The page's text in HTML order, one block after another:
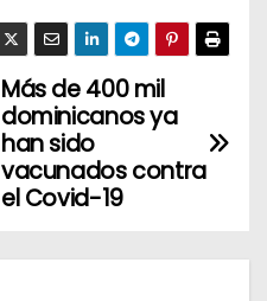
Más de 400 mil
dominicanos ya
han sido
vacunados contra
el Covid-19